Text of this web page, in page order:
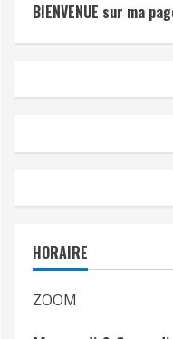
BIENVENUE sur ma
HORAIRE
ZOOM